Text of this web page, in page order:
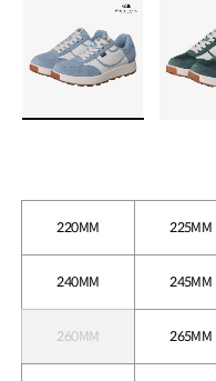
220MM 225MM
240MM 245MM
260MM 265MM